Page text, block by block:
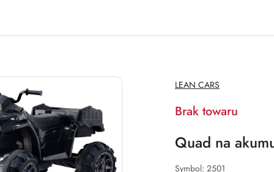
NAZWA
PRODUCENTA:
LEAN CARS
Brak towaru
Quad na
Symbol: 2501